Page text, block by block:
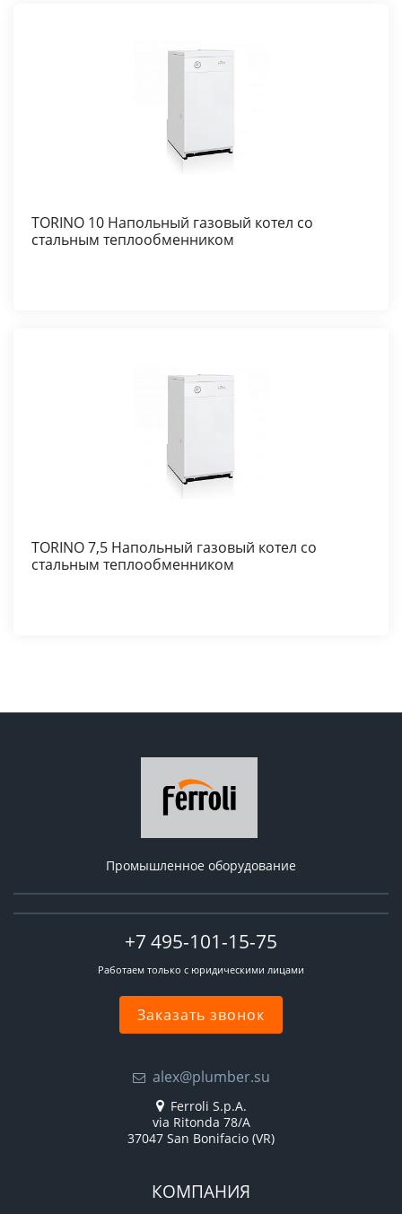
TORINO 10 Напольный газовый котел со
стальным теплообменником
TORINO 7,5 Напольный газовый котел со
стальным теплообменником
Промышленное оборудование
+7 495-101-15-75
Работаем только с юридическими лицами
Заказать звонок
alex@plumber.su
Ferroli S.p.A.
via Ritonda 78/A
37047 San Bonifacio (VR)
КОМПАНИЯ